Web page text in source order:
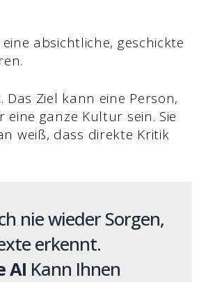
absichtliche, geschickte
Ziel kann eine Person,
ganze Kultur sein. Sie
weiß, dass direkte Kritik
nie wieder Sorgen,
erkennt.
AI Kann Ihnen